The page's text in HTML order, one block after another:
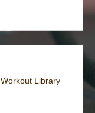
Workout Library